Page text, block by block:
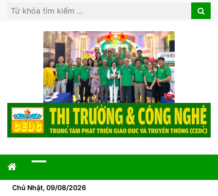
Search
Search
Chủ Nhật, 09/08/2026